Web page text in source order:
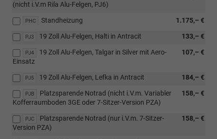
(nicht i.V.m Rila Alu-Felgen, PJ6)
PHC 1.175,– €
Standheizung
PJ3 133,– €
19 Zoll Alu-Felgen, Halti in Antracit
PJ4 107,– €
19 Zoll Alu-Felgen, Talgar in Silver mit Aero-
Einsatz
PJ5 184,– €
19 Zoll Alu-Felgen, Lefka in Antracit
PJB 158,– €
Platzsparende Notrad (nicht i.V.m. Variabler
Kofferraumboden 3GE oder 7-Sitzer-Version PZA)
PJC 158,– €
Platzsparende Notrad (nur i.V.m. 7-Sitzer-
Version PZA)